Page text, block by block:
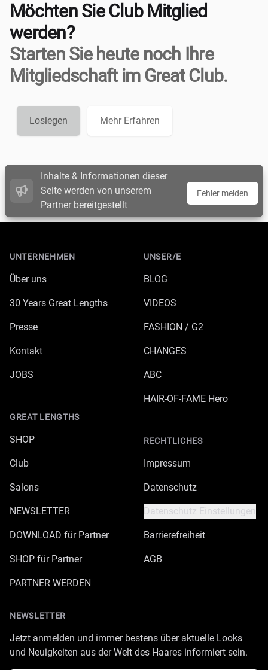
Möchten Sie Club Mitglied
werden?
Starten Sie heute noch Ihre
Mitgliedschaft im Great Club.
Loslegen Mehr Erfahren
Inhalte & Informationen dieser
Seite werden von unserem
Partner bereitgestellt
Fehler melden
UNTERNEHMEN
Über uns
30 Years Great Lengths
Presse
Kontakt
JOBS
GREAT LENGTHS
SHOP
Club
Salons
NEWSLETTER
DOWNLOAD für Partner
SHOP für Partner
PARTNER WERDEN
UNSER/E
BLOG
VIDEOS
FASHION / G2
CHANGES
ABC
HAIR-OF-FAME Hero
RECHTLICHES
Impressum
Datenschutz
Datenschutz Einstellungen
Barrierefreiheit
AGB
NEWSLETTER
Jetzt anmelden und immer bestens über aktuelle Looks
und Neuigkeiten aus der Welt des Haares informiert sein.